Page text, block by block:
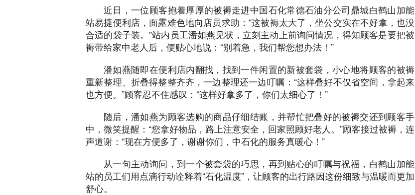
袋，小心地将顾客的被褥重新整理、折叠得整整齐齐，一边整理还一边叮嘱：“这样叠好不...
近日，一位顾客抱着厚厚的被褥走进中国石化常德石油分公司鼎城白鹤山加能
站易捷便利店，面露难色地向店员求助：“这被褥太大了，坐公交实在不好拿，也没
合适的袋子装。”站内员工潘如燕见状，立刻主动上前询问情况，得知顾客是要把被
褥带给家中老人后，便贴心地说：“别着急，我们帮您想办法！”
潘如燕随即在便利店内翻找，找到一件闲置的新被套袋，小心地将顾客的被褥
重新整理、折叠得整整齐齐，一边整理还一边叮嘱：“这样叠好不仅省空间，拿起来
也方便。”顾客忍不住感叹：“这样好拿多了，你们太细心了！”
随后，潘如燕为顾客选购的商品仔细结账，并帮忙把叠好的被褥交还到顾客手
中，微笑提醒：“您拿好物品，路上注意安全，回家照顾好老人。”顾客接过被褥，连
声道谢：“现在方便多了，谢谢你们，中石化的服务真暖心！”
从一句主动询问，到一个被套袋的巧思，再到贴心的叮嘱与祝福，白鹤山加能
站的员工们用点滴行动诠释着“石化温度”，让顾客的出行路因这份细致与温暖而更加
舒心。